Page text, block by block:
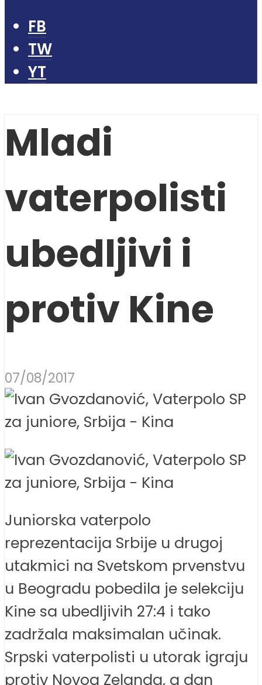
FB
TW
YT
Mladi
vaterpolisti
ubedljivi i
protiv Kine
07/08/2017
Juniorska vaterpolo
reprezentacija Srbije u drugoj
utakmici na Svetskom prvenstvu
u Beogradu pobedila je selekciju
Kine sa ubedljivih 27:4 i tako
zadržala maksimalan učinak.
Srpski vaterpolisti u utorak igraju
protiv Novog Zelanda, a dan